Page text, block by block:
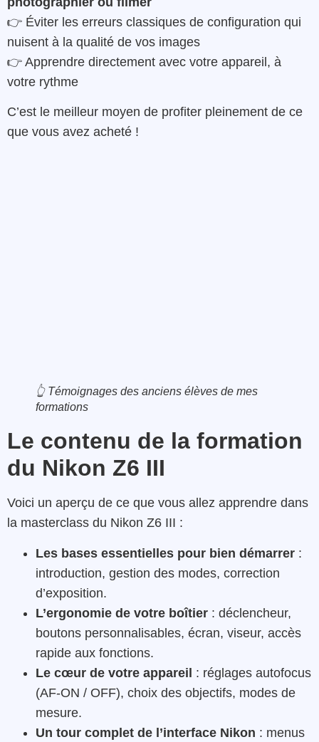
👉 Éviter les erreurs classiques de configuration qui
nuisent à la qualité de vos images
👉 Apprendre directement avec votre appareil, à
votre rythme
C’est le meilleur moyen de profiter pleinement de ce
que vous avez acheté !
👆 Témoignages des anciens élèves de mes
formations
Le contenu de la formation
du Nikon Z6 III
Voici un aperçu de ce que vous allez apprendre dans
la masterclass du Nikon Z6 III :
Les bases essentielles pour bien démarrer :
introduction, gestion des modes, correction
d’exposition.
L’ergonomie de votre boîtier : déclencheur,
boutons personnalisables, écran, viseur, accès
rapide aux fonctions.
Le cœur de votre appareil : réglages autofocus
(AF-ON / OFF), choix des objectifs, modes de
mesure.
Un tour complet de l’interface Nikon : menus